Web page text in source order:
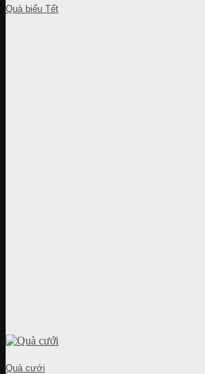
Quà biếu Tết
Quà cưới